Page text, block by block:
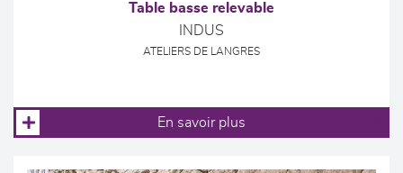
Table basse relevable
INDUS
ATELIERS DE LANGRES
En savoir plus